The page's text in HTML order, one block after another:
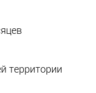
территории